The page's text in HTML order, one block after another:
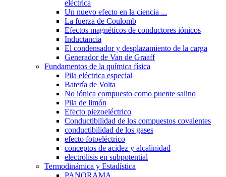
eléctrica
Un nuevo efecto en la ciencia ...
La fuerza de Coulomb
Efectos magnéticos de conductores iónicos
Inductancia
El condensador y desplazamiento de la carga
Generador de Van de Graaff
Fundamentos de la química física
Pila eléctrica especial
Batería de Volta
No iónica compuesto como puente salino
Pila de limón
Efecto piezoeléctrico
Conductibilidad de los compuestos covalentes
conductibilidad de los gases
efecto fotoeléctrico
conceptos de acidez y alcalinidad
electrólisis en subpotential
Termodinámica y Estadística
PANORAMA